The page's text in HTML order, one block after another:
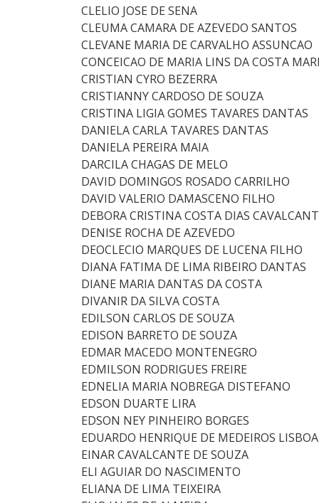
CLELIO JOSE DE SENA
CLEUMA CAMARA DE AZEVEDO SANTOS
CLEVANE MARIA DE CARVALHO ASSUNCAO
CONCEICAO DE MARIA LINS DA COSTA
CRISTIAN CYRO BEZERRA
CRISTIANNY CARDOSO DE SOUZA
CRISTINA LIGIA GOMES TAVARES DANTAS
DANIELA CARLA TAVARES DANTAS
DANIELA PEREIRA MAIA
DARCILA CHAGAS DE MELO
DAVID DOMINGOS ROSADO CARRILHO
DAVID VALERIO DAMASCENO FILHO
DEBORA CRISTINA COSTA DIAS
DENISE ROCHA DE AZEVEDO
DEOCLECIO MARQUES DE LUCENA FILHO
DIANA FATIMA DE LIMA RIBEIRO DANTAS
DIANE MARIA DANTAS DA COSTA
DIVANIR DA SILVA COSTA
EDILSON CARLOS DE SOUZA
EDISON BARRETO DE SOUZA
EDMAR MACEDO MONTENEGRO
EDMILSON RODRIGUES FREIRE
EDNELIA MARIA NOBREGA DISTEFANO
EDSON DUARTE LIRA
EDSON NEY PINHEIRO BORGES
EDUARDO HENRIQUE DE MEDEIROS LISBOA
EINAR CAVALCANTE DE SOUZA
ELI AGUIAR DO NASCIMENTO
ELIANA DE LIMA TEIXEIRA